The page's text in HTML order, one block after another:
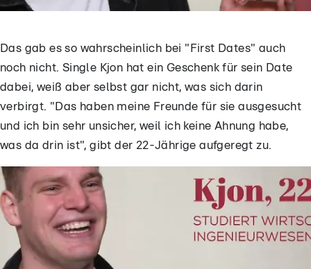
Das gab es so wahrscheinlich bei "First Dates" auch
noch nicht. Single Kjon hat ein Geschenk für sein Date
dabei, weiß aber selbst gar nicht, was sich darin
verbirgt. "Das haben meine Freunde für sie ausgesucht
und ich bin sehr unsicher, weil ich keine Ahnung habe,
was da drin ist", gibt der 22-Jährige aufgeregt zu.